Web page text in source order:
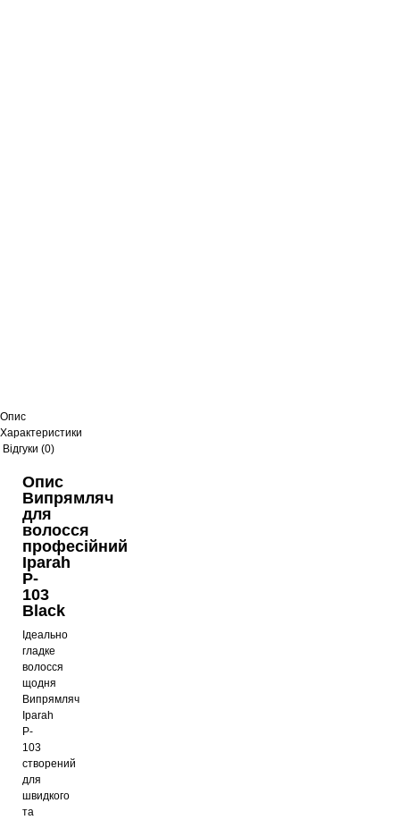
Опис
Характеристики
Відгуки (0)
Опис
Випрямляч
для
волосся
професійний
Iparah
P-
103
Black
Ідеально
гладке
волосся
щодня
Випрямляч
Iparah
P-
103
створений
для
швидкого
та